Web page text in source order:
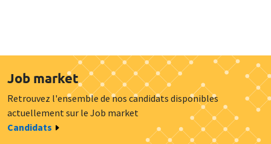
Job market
Retrouvez l'ensemble de nos candidats disponibles
actuellement sur le Job market
Candidats